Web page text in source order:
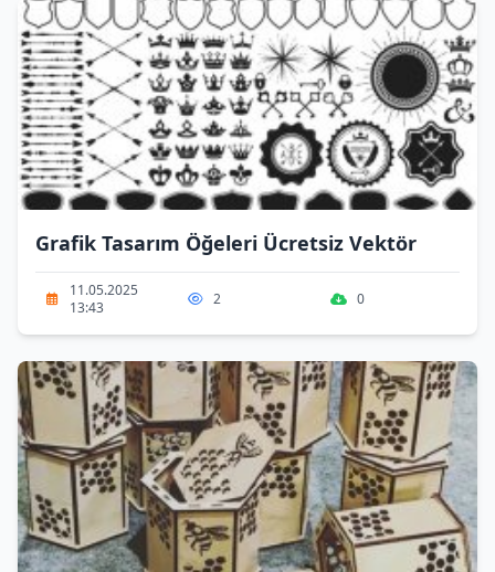
Grafik Tasarım Öğeleri Ücretsiz Vektör
11.05.2025
13:43
2 0